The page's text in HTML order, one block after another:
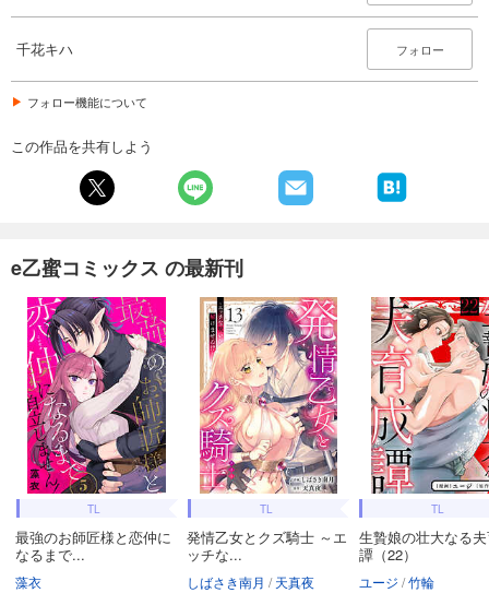
千花キハ フォロー
フォロー機能について
この作品を共有しよう
e乙蜜コミックス の最新刊
TL
最強のお師匠様と恋仲に
なるまで...
藻衣
TL
発情乙女とクズ騎士 ～エ
ッチな...
しばさき南月 天真夜
TL
生贄娘の壮大なる
譚（22）
ユージ 竹輪